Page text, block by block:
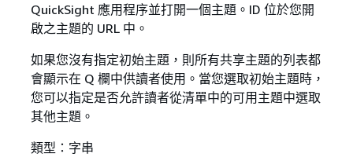
QuickSight 應用程序並打開一個主題。ID 位於您開
啟之主題的 URL 中。
如果您沒有指定初始主題，則所有共享主題的列表都
會顯示在 Q 欄中供讀者使用。當您選取初始主題時，
您可以指定是否允許讀者從清單中的可用主題中選取
其他主題。
類型：字串